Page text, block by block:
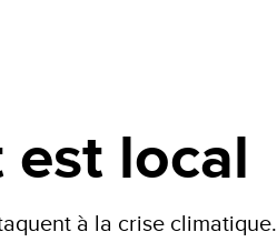
local
à la crise climatique.